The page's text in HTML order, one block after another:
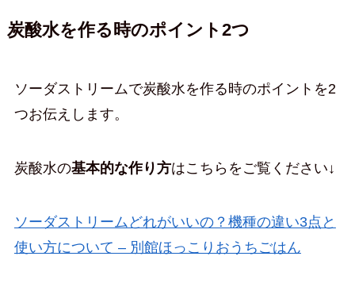
炭酸水を作る時のポイント2つ
ソーダストリームで炭酸水を作る時のポイントを2
つお伝えします。
炭酸水の基本的な作り方はこちらをご覧ください↓
ソーダストリームどれがいいの？機種の違い3点と
使い方について – 別館ほっこりおうちごはん